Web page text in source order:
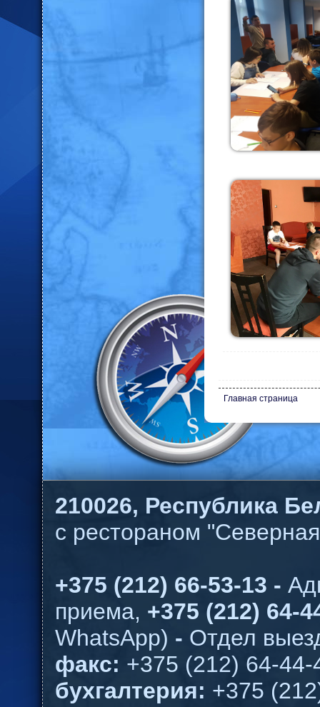
Главная страница
210026, Республика
с рестораном
+375 (212) 66-53-13 -
приема, +375 (212) 64-
WhatsApp) - Отдел
факс: +375 (212) 64-44-
бухгалтерия: +375